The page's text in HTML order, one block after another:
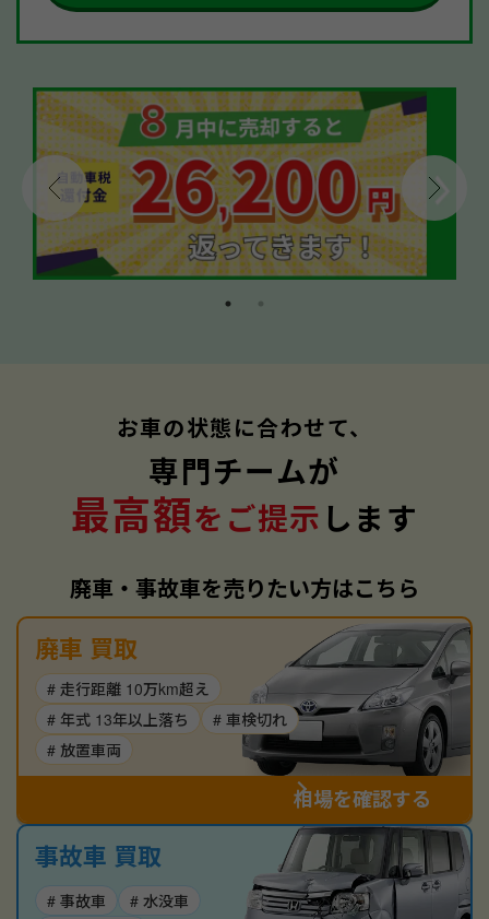
お車の状態に合わせて、
専門チームが
最高額をご提示 します
廃車・事故車を売りたい方はこちら
廃車 買取
# 走行距離 10万km超え
# 年式 13年以上落ち
# 車検切れ
# 放置車両
相場を確認する
事故車 買取
# 事故車
# 水没車